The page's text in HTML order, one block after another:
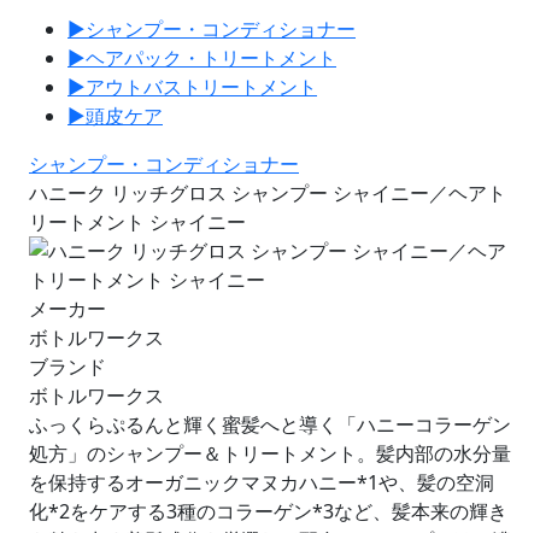
▶︎シャンプー・コンディショナー
▶︎ヘアパック・トリートメント
▶︎アウトバストリートメント
▶︎頭皮ケア
シャンプー・コンディショナー
ハニーク リッチグロス シャンプー シャイニー／ヘアト
リートメント シャイニー
メーカー
ボトルワークス
ブランド
ボトルワークス
ふっくらぷるんと輝く蜜髪へと導く「ハニーコラーゲン
処方」のシャンプー＆トリートメント。髪内部の水分量
を保持するオーガニックマヌカハニー*1や、髪の空洞
化*2をケアする3種のコラーゲン*3など、髪本来の輝き